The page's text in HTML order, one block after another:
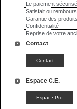
Le paiement sécurisé
Satisfait ou
Garantie des
Confidentialité
Reprise de votre
Contact
Espace C.E.